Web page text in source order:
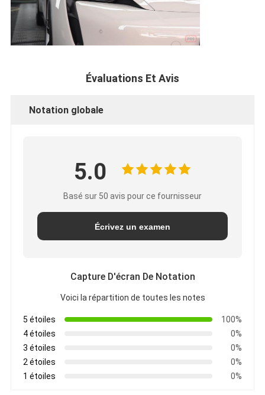
Évaluations Et Avis
Notation globale
5.0
Basé sur 50 avis pour ce fournisseur
Écrivez un examen
Capture D'écran De Notation
Voici la répartition de toutes les notes
5 étoiles
100%
4 étoiles
0%
3 étoiles
0%
2 étoiles
0%
1 étoiles
0%